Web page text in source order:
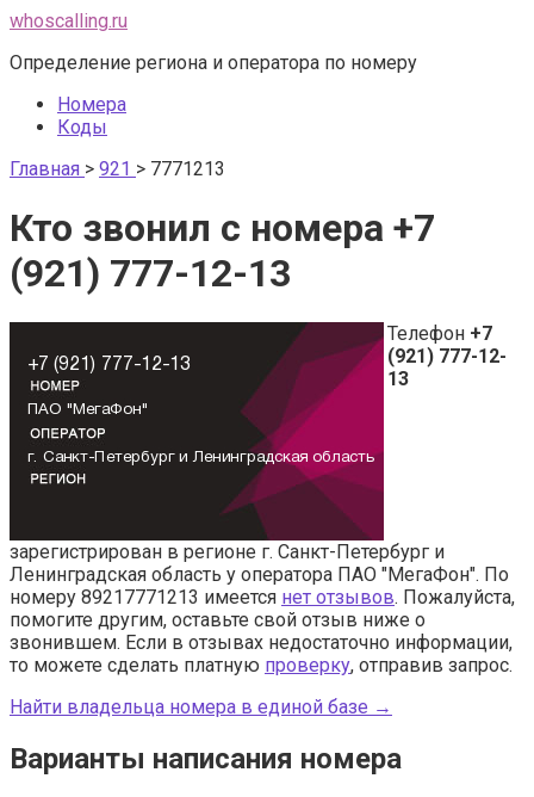
Перейти
контенту
whoscalling.ru
Определение региона и оператора по номеру
Номера
Коды
Главная > 921 > 7771213
Кто звонил с номера +7
(921) 777-12-13
Телефон +7
(921) 777-12-
13
зарегистрирован в регионе г. Санкт-Петербург и
Ленинградская область у оператора ПАО "МегаФон". По
номеру 89217771213 имеется нет отзывов. Пожалуйста,
помогите другим, оставьте свой отзыв ниже о
звонившем. Если в отзывах недостаточно информации,
то можете сделать платную проверку, отправив запрос.
Найти владельца номера в единой базе →
Варианты написания номера